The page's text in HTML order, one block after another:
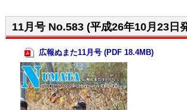
11月号 No.583 (平成26年10月23日
広報ぬまた11月号 (PDF 18.4MB)